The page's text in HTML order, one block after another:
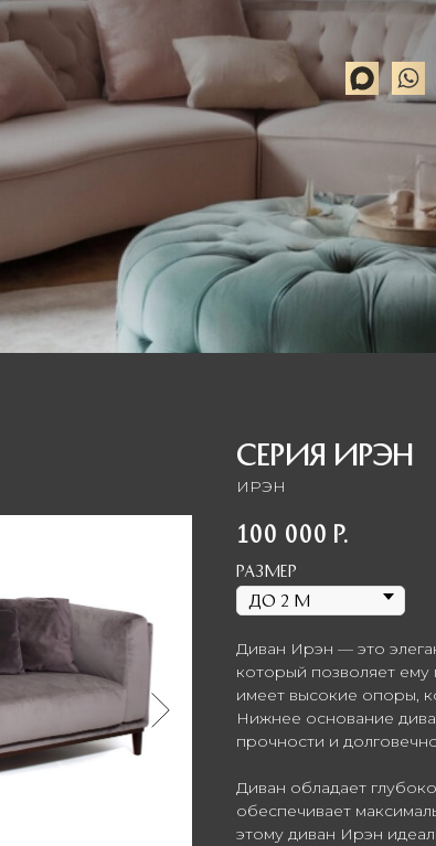
СЕРИЯ ИРЭН
ИРЭН
100 000 р.
Размер
Диван Ирэн — это
который позволяет
имеет высокие опоры,
Нижнее основание
прочности и
Диван обладает
обеспечивает
этому диван Ирэн